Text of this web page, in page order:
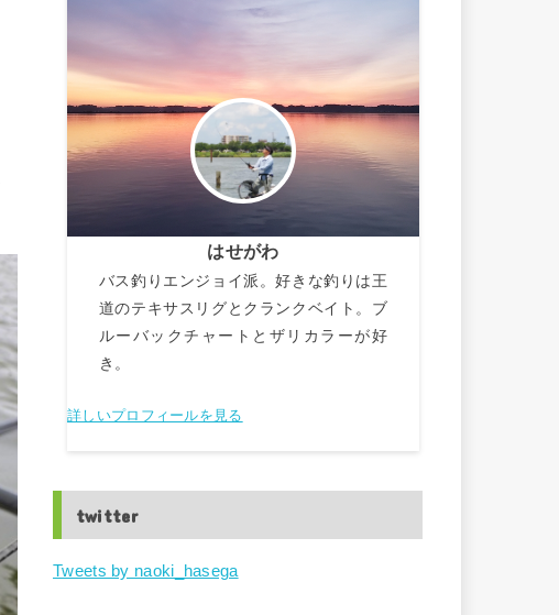
はせがわ
バス釣りエンジョイ派。好きな釣りは王
道のテキサスリグとクランクベイト。ブ
ルーバックチャートとザリカラーが好
き。
詳しいプロフィールを見る
twitter
Tweets by naoki_hasega